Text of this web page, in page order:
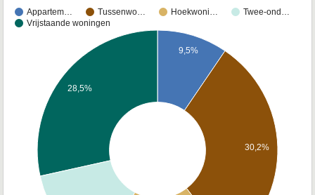
Appartem… Tussenwo… Hoekwoni…
Twee-ond…
Vrijstaande woningen
9,5%
30,2%
28,5%